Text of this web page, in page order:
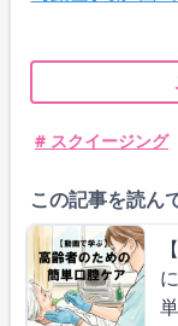
# スクイージング
この記事を読ん